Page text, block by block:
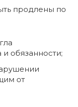
продлены по
обязанности;
от